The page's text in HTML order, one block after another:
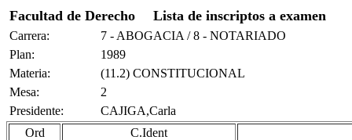
Facultad de Derecho Lista de inscriptos a examen
Carrera:
7 - ABOGACIA / 8 - NOTARIADO
Plan:
1989
Materia:
(11.2) CONSTITUCIONAL
Mesa:
2
Presidente:
CAJIGA,Carla
Ord
C.Ident